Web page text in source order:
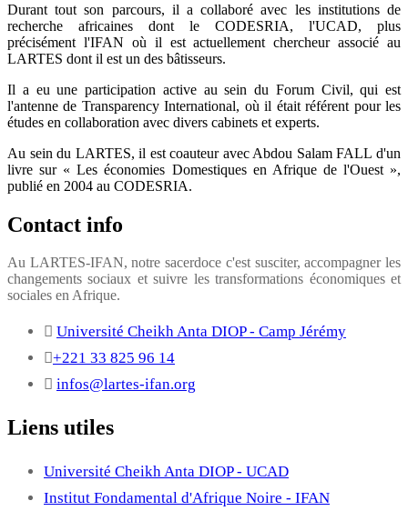
Durant tout son parcours, il a collaboré avec les institutions de
recherche africaines dont le CODESRIA, l'UCAD, plus
précisément l'IFAN où il est actuellement chercheur associé au
LARTES dont il est un des bâtisseurs.
Il a eu une participation active au sein du Forum Civil, qui est
l'antenne de Transparency International, où il était référent pour les
études en collaboration avec divers cabinets et experts.
Au sein du LARTES, il est coauteur avec Abdou Salam FALL d'un
livre sur « Les économies Domestiques en Afrique de l'Ouest »,
publié en 2004 au CODESRIA.
Contact info
Au LARTES-IFAN, notre sacerdoce c'est susciter, accompagner les
changements sociaux et suivre les transformations économiques et
sociales en Afrique.
Université Cheikh Anta DIOP - Camp Jérémy
+221 33 825 96 14
infos@lartes-ifan.org
Liens utiles
Université Cheikh Anta DIOP - UCAD
Institut Fondamental d'Afrique Noire - IFAN